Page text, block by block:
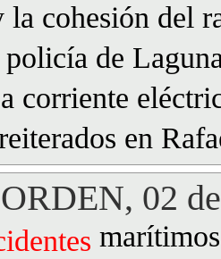
cohesión del
de
corriente
en
02